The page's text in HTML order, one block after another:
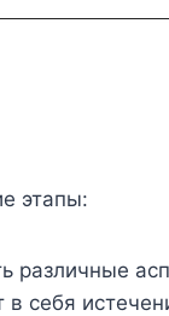
этапы:
различные
себя